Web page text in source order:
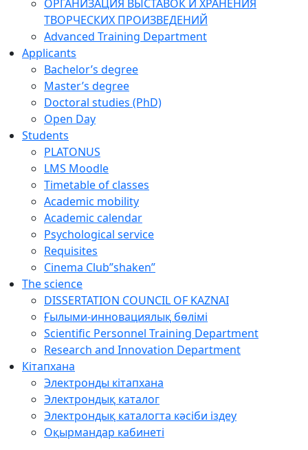
ОРГАНИЗАЦИЯ ВЫСТАВОК И ХРАНЕНИЯ
ТВОРЧЕСКИХ ПРОИЗВЕДЕНИЙ
Advanced Training Department
Applicants
Bachelor’s degree
Master’s degree
Doctoral studies (PhD)
Open Day
Students
PLATONUS
LMS Moodle
Timetable of classes
Academic mobility
Academic calendar
Psychological service
Requisites
Cinema Club”shaken”
The science
DISSERTATION COUNCIL OF KAZNAI
Ғылыми-инновациялық бөлімі
Scientific Personnel Training Department
Research and Innovation Department
Кітапхана
Электронды кітапхана
Электрондық каталог
Электрондық каталогта кәсіби іздеу
Оқырмандар кабинеті